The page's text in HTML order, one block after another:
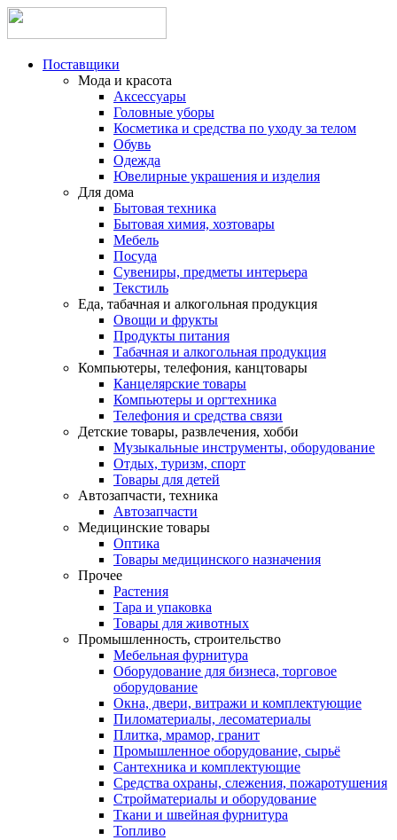
Поставщики
Мода и красота
Аксессуары
Головные уборы
Косметика и средства по уходу за телом
Обувь
Одежда
Ювелирные украшения и изделия
Для дома
Бытовая техника
Бытовая химия, хозтовары
Мебель
Посуда
Сувениры, предметы интерьера
Текстиль
Еда, табачная и алкогольная продукция
Овощи и фрукты
Продукты питания
Табачная и алкогольная продукция
Компьютеры, телефония, канцтовары
Канцелярские товары
Компьютеры и оргтехника
Телефония и средства связи
Детские товары, развлечения, хобби
Музыкальные инструменты, оборудование
Отдых, туризм, спорт
Товары для детей
Автозапчасти, техника
Автозапчасти
Медицинские товары
Оптика
Товары медицинского назначения
Прочее
Растения
Тара и упаковка
Товары для животных
Промышленность, строительство
Мебельная фурнитура
Оборудование для бизнеса, торговое
оборудование
Окна, двери, витражи и комплектующие
Пиломатериалы, лесоматериалы
Плитка, мрамор, гранит
Промышленное оборудование, сырьё
Сантехника и комплектующие
Средства охраны, слежения, пожаротушения
Стройматериалы и оборудование
Ткани и швейная фурнитура
Топливо